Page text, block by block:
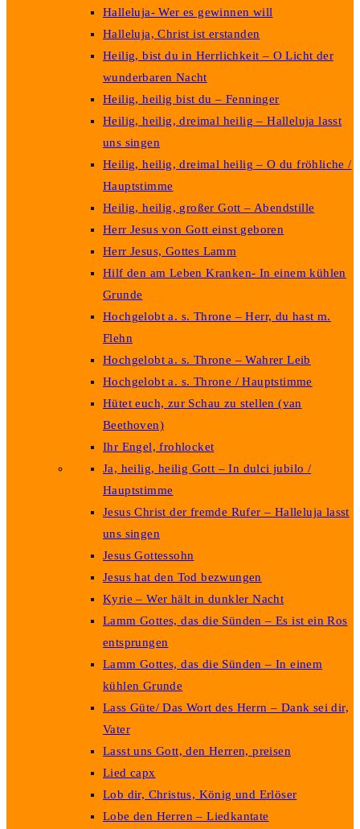
Halleluja- Wer es gewinnen will
Halleluja, Christ ist erstanden
Heilig, bist du in Herrlichkeit – O Licht der
wunderbaren Nacht
Heilig, heilig bist du – Fenninger
Heilig, heilig, dreimal heilig – Halleluja lasst
uns singen
Heilig, heilig, dreimal heilig – O du fröhliche /
Hauptstimme
Heilig, heilig, großer Gott – Abendstille
Herr Jesus von Gott einst geboren
Herr Jesus, Gottes Lamm
Hilf den am Leben Kranken- In einem kühlen
Grunde
Hochgelobt a. s. Throne – Herr, du hast m.
Flehn
Hochgelobt a. s. Throne – Wahrer Leib
Hochgelobt a. s. Throne / Hauptstimme
Hütet euch, zur Schau zu stellen (van
Beethoven)
Ihr Engel, frohlocket
Ja, heilig, heilig Gott – In dulci jubilo /
Hauptstimme
Jesus Christ der fremde Rufer – Halleluja lasst
uns singen
Jesus Gottessohn
Jesus hat den Tod bezwungen
Kyrie – Wer hält in dunkler Nacht
Lamm Gottes, das die Sünden – Es ist ein Ros
entsprungen
Lamm Gottes, das die Sünden – In einem
kühlen Grunde
Lass Güte/ Das Wort des Herrn – Dank sei dir,
Vater
Lasst uns Gott, den Herren, preisen
Lied capx
Lob dir, Christus, König und Erlöser
Lobe den Herren – Liedkantate